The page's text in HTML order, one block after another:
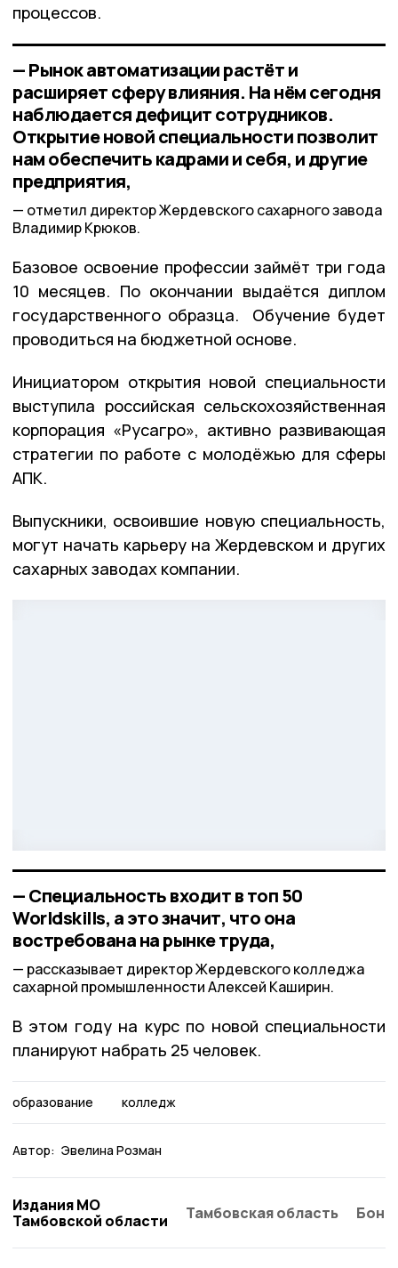
процессов.
— Рынок автоматизации растёт и
расширяет сферу влияния. На нём сегодня
наблюдается дефицит сотрудников.
Открытие новой специальности позволит
нам обеспечить кадрами и себя, и другие
предприятия,
отметил директор Жердевского сахарного завода
Владимир Крюков.
Базовое освоение профессии займёт три года
10 месяцев. По окончании выдаётся диплом
государственного образца. Обучение будет
проводиться на бюджетной основе.
Инициатором открытия новой специальности
выступила российская сельскохозяйственная
корпорация «Русагро», активно развивающая
стратегии по работе с молодёжью для сферы
АПК.
Выпускники, освоившие новую специальность,
могут начать карьеру на Жердевском и других
сахарных заводах компании.
— Специальность входит в топ 50
Worldskills, а это значит, что она
востребована на рынке труда,
рассказывает директор Жердевского колледжа
сахарной промышленности Алексей Каширин.
В этом году на курс по новой специальности
планируют набрать 25 человек.
образование колледж
Автор: Эвелина Розман
Издания МО
Тамбовской области
Тамбовская область